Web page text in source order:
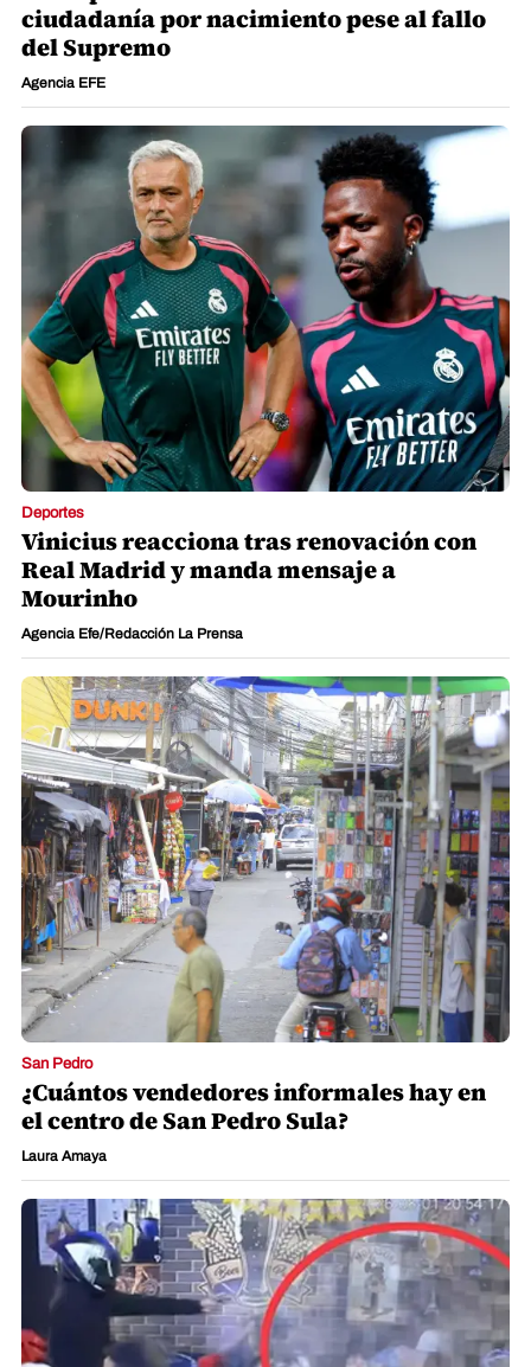
ciudadanía por nacimiento pese al fallo
del Supremo
Agencia EFE
Deportes
Vinicius reacciona tras renovación con
Real Madrid y manda mensaje a
Mourinho
Agencia Efe/Redacción La Prensa
San Pedro
¿Cuántos vendedores informales hay en
el centro de San Pedro Sula?
Laura Amaya